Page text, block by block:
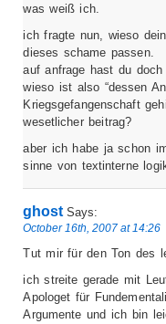
was weiß ich.
ich fragte nun, wieso
dieses schame passen.
auf anfrage hast du doch
wieso ist also “dessen
Kriegsgefangenschaft
wesetlicher beitrag?
aber ich habe ja schon
sinne von textinterne
ghostSays:
October 16th, 2007 at 14:26
Tut mir für den Ton des
ich streite gerade mit
Apologet für
Argumente und ich bin